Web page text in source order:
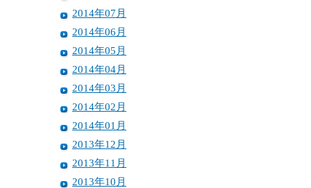
2014年07月
2014年06月
2014年05月
2014年04月
2014年03月
2014年02月
2014年01月
2013年12月
2013年11月
2013年10月